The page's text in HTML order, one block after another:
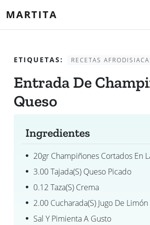
MARTITA
ETIQUETAS: RECETAS
Entrada De
Queso
Ingredientes
20gr Champiñones Cortados En
3.00 Tajada(s) Queso Picado
0.12 Taza(s) Crema
2.00 Cucharada(s) Jugo De Limón
Sal Y Pimienta A Gusto